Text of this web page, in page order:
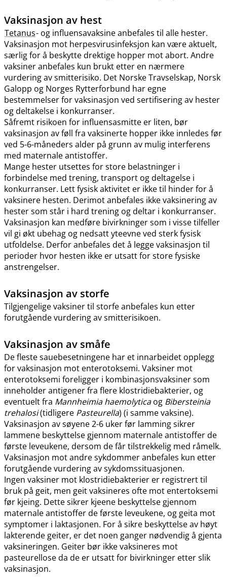
Vaksinasjon av hest
Tetanus- og influensavaksine anbefales til alle hester.
Vaksinasjon mot herpesvirusinfeksjon kan være aktuelt,
særlig for å beskytte drektige hopper mot abort. Andre
vaksiner anbefales kun brukt etter en nærmere
vurdering av smitterisiko. Det Norske Travselskap, Norsk
Galopp og Norges Rytterforbund har egne
bestemmelser for vaksinasjon ved sertifisering av hester
og deltakelse i konkurranser.
Såfremt risikoen for influensasmitte er liten, bør
vaksinasjon av føll fra vaksinerte hopper ikke innledes før
ved 5-6-måneders alder på grunn av mulig interferens
med maternale antistoffer.
Mange hester utsettes for store belastninger i
forbindelse med trening, transport og deltagelse i
konkurranser. Lett fysisk aktivitet er ikke til hinder for å
vaksinere hesten. Derimot anbefales ikke vaksinering av
hester som står i hard trening og deltar i konkurranser.
Vaksinasjon kan medføre bivirkninger som i visse tilfeller
vil gi økt ubehag og nedsatt yteevne ved sterk fysisk
utfoldelse. Derfor anbefales det å legge vaksinasjon til
perioder hvor hesten ikke er utsatt for store fysiske
anstrengelser.
Vaksinasjon av storfe
Tilgjengelige vaksiner til storfe anbefales kun etter
forutgående vurdering av smitterisikoen.
Vaksinasjon av småfe
De fleste sauebesetningene har et innarbeidet opplegg
for vaksinasjon mot enterotoksemi. Vaksiner mot
enterotoksemi foreligger i kombinasjonsvaksiner som
inneholder antigener fra flere klostridiebakterier, og
eventuelt fra Mannheimia haemolyticaog Bibersteinia
trehalosi(tidligere Pasteurella) (i samme vaksine).
Vaksinasjon av søyene 2-6 uker før lamming sikrer
lammene beskyttelse gjennom maternale antistoffer de
første leveukene, dersom de får tilstrekkelig med råmelk.
Vaksinasjon mot andre sykdommer anbefales kun etter
forutgående vurdering av sykdomssituasjonen.
Ingen vaksiner mot klostridiebakterier er registrert til
bruk på geit, men geit vaksineres ofte mot entertoksemi
før kjeing. Dette sikrer kjeene beskyttelse gjennom
maternale antistoffer de første leveukene, og geita mot
symptomer i laktasjonen. For å sikre beskyttelse av høyt
lakterende geiter, er det noen ganger nødvendig å gjenta
vaksineringen. Geiter bør ikke vaksineres mot
pasteurellose da de er utsatt for bivirkninger etter slik
vaksinasjon.